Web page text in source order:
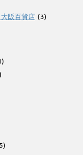
阪百貨店 (3)